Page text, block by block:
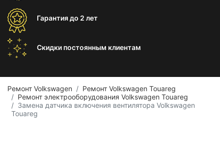
Гарантиядо 2 лет
Скидки постоянным клиентам
Ремонт Volkswagen
Ремонт Volkswagen Touareg
Ремонт электрооборудования Volkswagen Touareg
Замена датчика включения вентилятора Volkswagen
Touareg